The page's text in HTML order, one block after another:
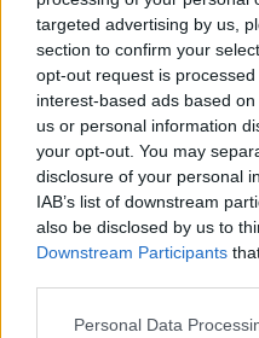
targeted advertising by us,
section to confirm your
opt-out request is
interest-based ads based
us or personal information
your opt-out. You may
disclosure of your personal
IAB’s list of downstream
also be disclosed by us to
Downstream Participants
Personal Data